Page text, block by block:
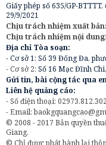
Giấy phép số 635/GP-
29/9/2021
Chịu trách nhiệm xuất bản:
Chịu trách nhiệm nội dung:
Địa chỉ Tòa soạn:
- Cơ sở 1: Số 39 Đống Đa,
- Cơ sở 2: Số 16 Mạc Đĩnh
Gửi tin, bài cộng tác qua
Liên hệ quảng cáo:
- Số điện thoại: 02973.812.302
- Email:
© 2008 - 2017 Bản quyền
Giang.